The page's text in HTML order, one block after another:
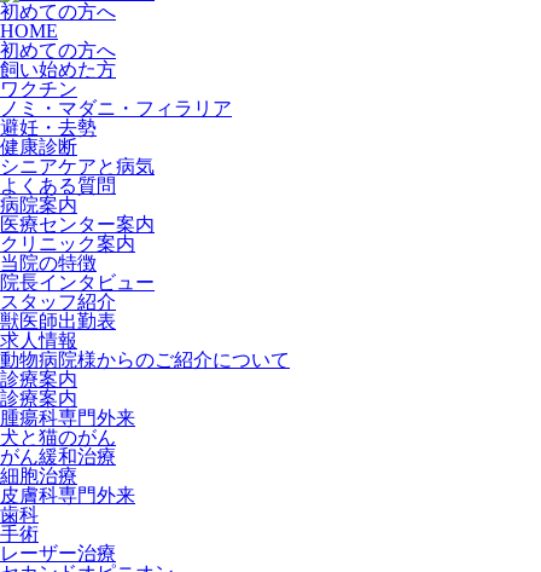
初めての方へ
HOME
初めての方へ
飼い始めた方
ワクチン
ノミ・マダニ・フィラリア
避妊・去勢
健康診断
シニアケアと病気
よくある質問
病院案内
医療センター案内
クリニック案内
当院の特徴
院長インタビュー
スタッフ紹介
獣医師出勤表
求人情報
動物病院様からのご紹介について
診療案内
診療案内
腫瘍科専門外来
犬と猫のがん
がん緩和治療
細胞治療
皮膚科専門外来
歯科
手術
レーザー治療